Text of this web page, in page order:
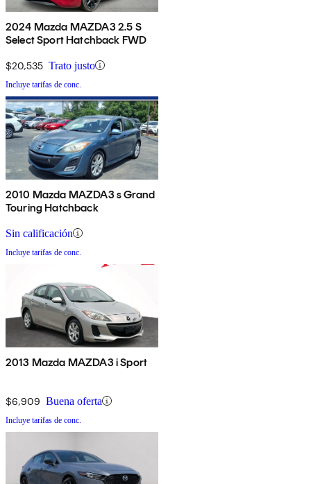
2024 Mazda MAZDA3 2.5 S
Select Sport Hatchback FWD
$20,535 Trato justo
Incluye tarifas de conc.
2010 Mazda MAZDA3 s Grand
Touring Hatchback
Sin calificación
Incluye tarifas de conc.
2013 Mazda MAZDA3 i Sport
$6,909 Buena oferta
Incluye tarifas de conc.